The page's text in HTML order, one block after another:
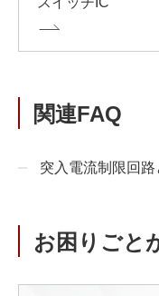
関連FAQ
突入電流制限回路
お困りごと